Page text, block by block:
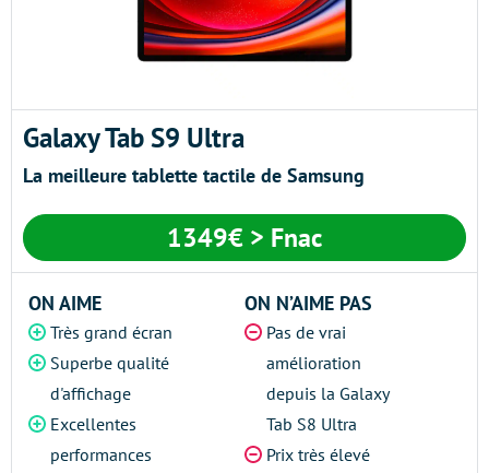
Galaxy Tab S9 Ultra
La meilleure tablette tactile de Samsung
1349€ > Fnac
ON AIME
Très grand écran
Superbe qualité
d'affichage
Excellentes
performances
ON N’AIME PAS
Pas de vrai
amélioration
depuis la Galaxy
Tab S8 Ultra
Prix très élevé